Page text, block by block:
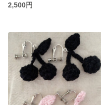
2,500円